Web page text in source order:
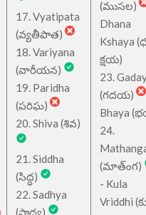
17. Vyatipata
(వ్యతీపాత)
18. Variyana
(వారీయన)
19. Paridha
(పరిఘ)
20. Shiva (శివ)
21. Siddha
(సిద్ధ)
22. Sadhya
(సాధ్య)
(ముసల)
Dhana
Kshaya
క్షయ)
23.
(గదయ)
Bhaya
24.
(మాత్ంగ)
- Kula
Vriddhi